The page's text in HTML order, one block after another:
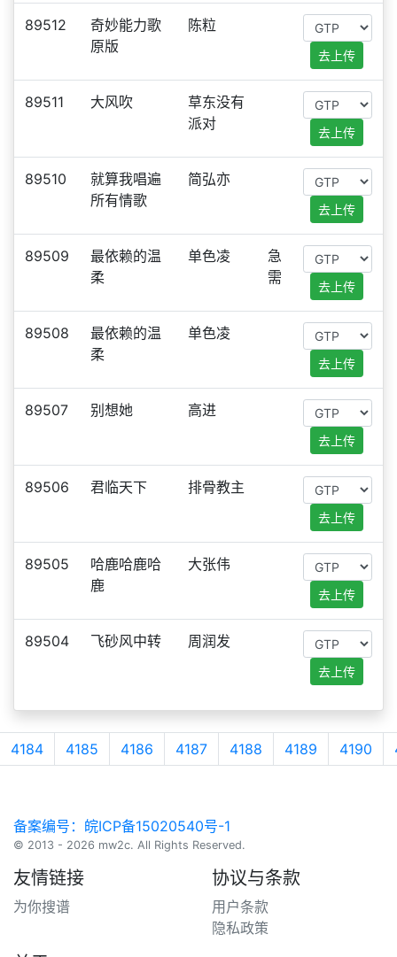
89512
奇妙能力歌
原版
陈粒
去上传
89511 大风吹
草东没有
派对
去上传
89510
就算我唱遍
所有情歌
简弘亦
去上传
89509
最依赖的温
柔
单色凌
急
需
去上传
89508
最依赖的温
柔
单色凌
去上传
89507 别想她 高进
去上传
89506 君临天下 排骨教主
去上传
89505
哈鹿哈鹿哈
鹿
大张伟
去上传
89504 飞砂风中转 周润发
去上传
4184 4185 4186 4187 4188 4189 4190
备案编号：皖ICP备15020540号-1
© 2013 - 2026 mw2c. All Rights Reserved.
友情链接
为你搜谱
协议与条款
用户条款
隐私政策